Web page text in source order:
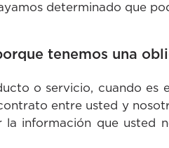
determinado que
tenemos una
o servicio, cuando
entre usted y
información que usted